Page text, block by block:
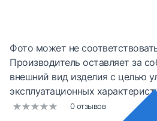
Фото может не
Производитель оставляет за
внешний вид изделия с целью
эксплуатационных
0 отзывов